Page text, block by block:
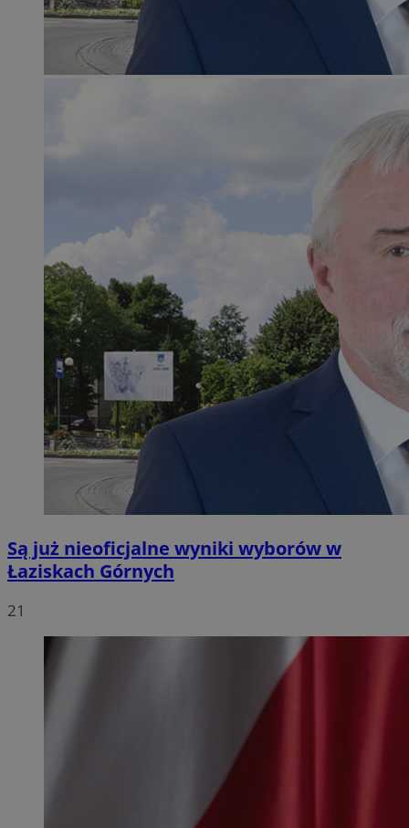
Są już nieoficjalne wyniki wyborów w
Łaziskach Górnych
21